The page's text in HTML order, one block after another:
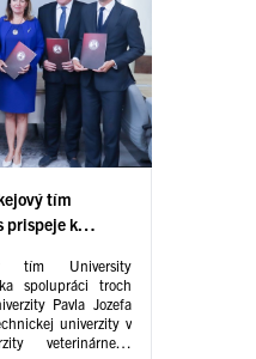
tím
prispeje k
tím University
spolupráci troch
Pavla Jozefa
univerzity v
veterinárneho